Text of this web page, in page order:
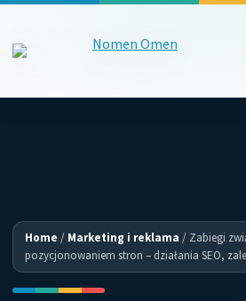
Home / Marketing i reklama / Zabiegi
pozycjonowaniem stron – działania SEO,